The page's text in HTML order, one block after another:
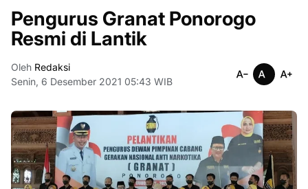
Pengurus Granat Ponorogo
Resmi di Lantik
Oleh Redaksi
Senin, 6 Desember 2021 05:43 WIB